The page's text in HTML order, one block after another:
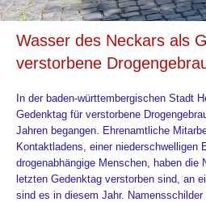
Wasser des Neckars als
verstorbene
In der baden-württembergischen Stadt
Gedenktag für verstorbene
Jahren begangen. Ehrenamtliche
Kontaktladens, einer niederschwelligen
drogenabhängige Menschen, haben die
letzten Gedenktag verstorben sind, an
sind es in diesem Jahr. Namensschilder